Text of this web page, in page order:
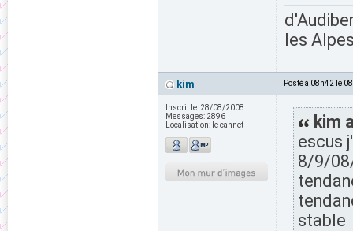
les
kim Posté à 08h42 le
Inscrit le: 28/08/2008
Messages: 2896
Localisation: le cannet
kim
escus
8/9/
stable